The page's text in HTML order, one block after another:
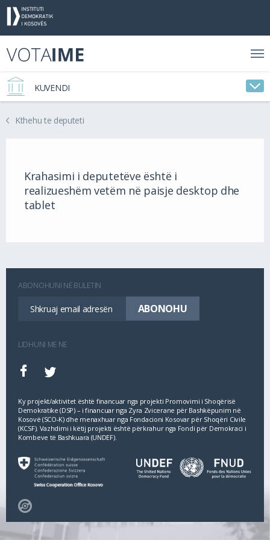
KUVENDI
Kthehu te deputeti
Krahasimi i deputetëve është i
realizueshëm vetëm në paisje desktop dhe
tablet
ABONOHUNI NË BULETIN
LIDHUNI ME NE
Ky projekt/aktivitet është financuar nga projekti Promovimi i Shoqërisë
Demokratike (DSP) – i financuar nga Zyra Zvicerane për Bashkëpunim në
Kosovë (SCO‐K) dhe menaxhuar nga Fondacioni Kosovar për Shoqëri Civile
(KCSF). Vazhdimi i këtij projekti është përkrahur nga Fondi për Demokraci i
Kombeve të Bashkuara (UNDEF).